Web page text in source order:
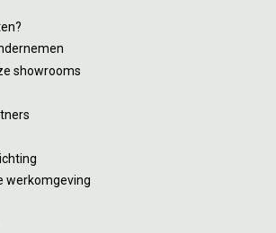
showrooms
werkomgeving